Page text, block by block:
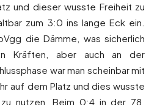
und dieser wusste Freiheit zu
zum 3:0 ins lange Eck ein.
die Dämme, was sicherlich
Kräften, aber auch an der
war man scheinbar mit
auf dem Platz und dies wusste
nutzen. Beim 0:4 in der 78.